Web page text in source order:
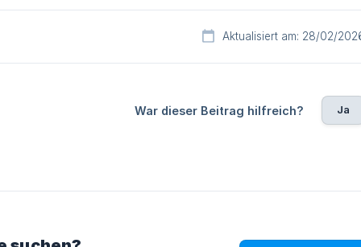
Aktualisiert am: 28/02/
War dieser Beitrag hilfreich? Ja